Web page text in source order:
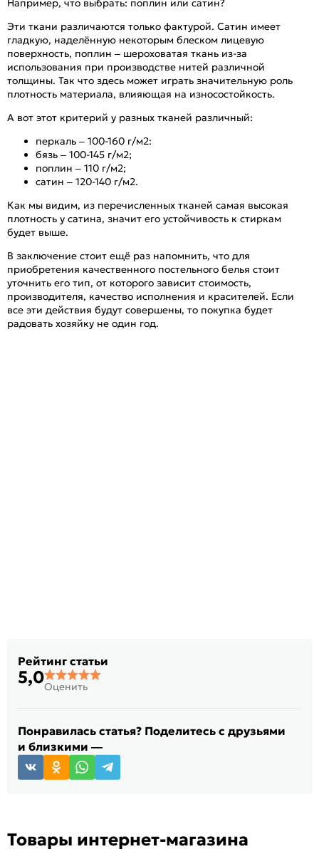
Эти ткани различаются только фактурой. Сатин имеет
гладкую, наделённую некоторым блеском лицевую
поверхность, поплин – шероховатая ткань из-за
использования при производстве нитей различной
толщины. Так что здесь может играть значительную роль
плотность материала, влияющая на износостойкость.
А вот этот критерий у разных тканей различный:
перкаль – 100-160 г/м2:
бязь – 100-145 г/м2;
поплин – 110 г/м2;
сатин – 120-140 г/м2.
Как мы видим, из перечисленных тканей самая высокая
плотность у сатина, значит его устойчивость к стиркам
будет выше.
В заключение стоит ещё раз напомнить, что для
приобретения качественного постельного белья стоит
уточнить его тип, от которого зависит стоимость,
производителя, качество исполнения и красителей. Если
все эти действия будут совершены, то покупка будет
радовать хозяйку не один год.
Рейтинг статьи
5,0Оценить
Понравилась статья? Поделитесь с друзьями
и близкими —
Товары интернет-магазина